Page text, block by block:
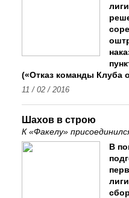
(«Отказ команды Клуба
11 / 02 / 2016
Шахов в строю
К «Факелу»
В